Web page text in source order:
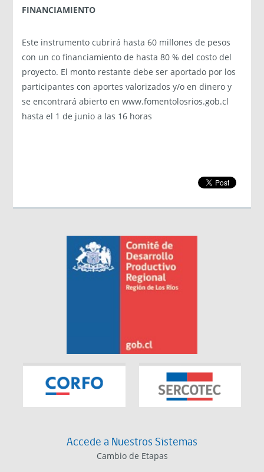
FINANCIAMIENTO
Este instrumento cubrirá hasta 60 millones de pesos
con un co financiamiento de hasta 80 % del costo del
proyecto. El monto restante debe ser aportado por los
participantes con aportes valorizados y/o en dinero y
se encontrará abierto en www.fomentolosrios.gob.cl
hasta el 1 de junio a las 16 horas
Accede a Nuestros Sistemas
Cambio de Etapas